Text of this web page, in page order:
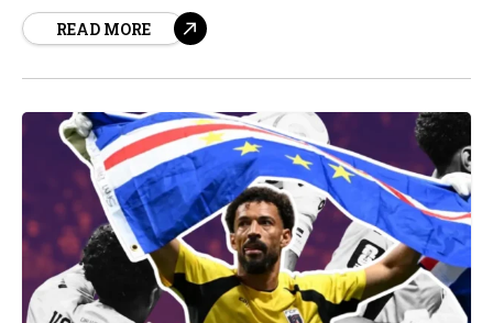
el 19 de julio en New Jersey. El partido se decidió en el
READ MORE